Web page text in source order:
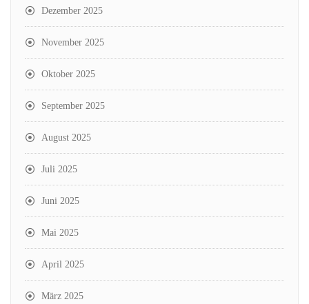
Dezember 2025
November 2025
Oktober 2025
September 2025
August 2025
Juli 2025
Juni 2025
Mai 2025
April 2025
März 2025